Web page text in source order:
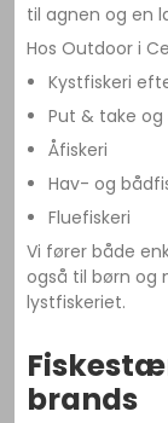
til agnen og en
Hos Outdoor i
Kystfiskeri
Put & take og
Åfiskeri
Hav- og
Fluefiskeri
Vi fører både
også til børn og
lystfiskeriet.
brands